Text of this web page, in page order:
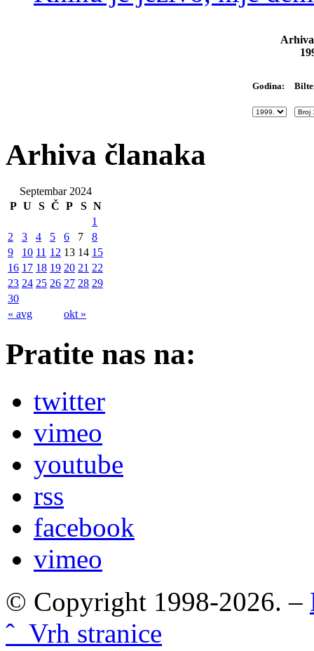
Godina:
Arhiva članaka
Septembar 2024
P U S Č P S N
« avg okt »
1
2
3 4 5 6 7
8
9
10 11 12 13 14 15
16 17 18 19 20 21 22
23 24 25 26 27 28 29
30
Pratite nas na:
twitter
vimeo
youtube
rss
facebook
vimeo
© Copyright 1998-2026. –
ˆ Vrh stranice